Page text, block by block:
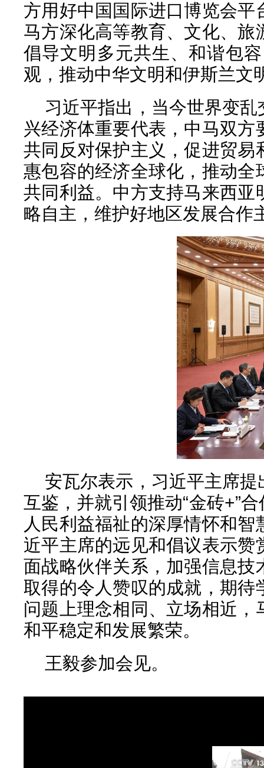
方用好中国国际进口博览会
马方深化高等教育、文化、
倡导文明多元共生、和谐包
观，推动中华文明和伊斯兰文
习近平指出，当今世界变
兴经济体重要代表，中马双
共同反对保护主义，促进贸
惠包容的经济全球化，推动
共同利益。中方支持马来西
略自主，维护好地区发展合作
安瓦尔表示，习近平主席
互鉴，并就引领推动“金砖+”
人民利益福祉的深厚情怀和
近平主席的远见和倡议表示
面战略伙伴关系，加强信息
取得的令人赞叹的成就，期
问题上理念相同、立场相近
和平稳定和发展繁荣。
王毅参加会见。